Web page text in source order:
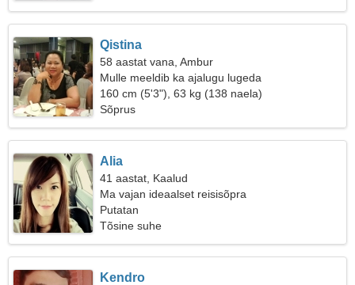
Qistina
58 aastat vana, Ambur
Mulle meeldib ka ajalugu lugeda
160 cm (5'3"), 63 kg (138 naela)
Sõprus
Alia
41 aastat, Kaalud
Ma vajan ideaalset reisisõpra
Putatan
Tõsine suhe
Kendro